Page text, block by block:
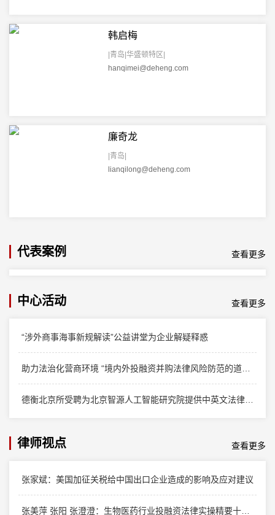
韩启梅
|青岛|华盛顿特区|
hanqimei@deheng.com
廉奇龙
|青岛|
lianqilong@deheng.com
代表案例 查看更多
中心活动 查看更多
“涉外商事海事新规解读”公益讲堂为企业解疑释惑
律师视点 查看更多
张家斌：美国加征关税给中国出口企业造成的影响及应对建议